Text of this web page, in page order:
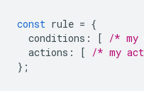
const rule = {
conditions : [ /* my
actions : [ /* my
};